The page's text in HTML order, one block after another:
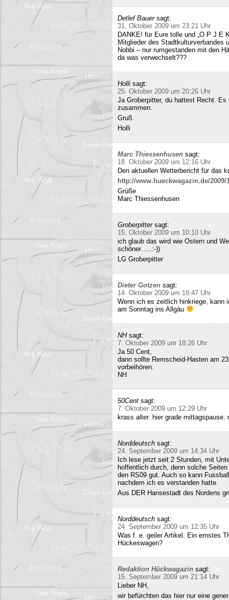
Detlef Bauer sagt:
31. Oktober 2009 um 23:21 Uhr
DANKE! für Eure tolle und „O P J E
Mitglieder des Stadtkulturverbandes
Nobbi – nur rumgestanden mit den
da was verwechselt???
Holli sagt:
25. Oktober 2009 um 20:26 Uhr
Ja Groberpitter, du hattest Recht.
zusammen.
Gruß
Holli
Marc Thiessenhusen sagt:
18. Oktober 2009 um 12:16 Uhr
Den aktuellen Wetterbericht für das
http://www.hueckwagazin.de/2009/
Grüße
Marc Thiessenhusen
Groberpitter sagt:
15. Oktober 2009 um 10:10 Uhr
ich glaub das wird wie Ostern und
schöner…..:-))
LG Groberpitter
Dieter Gotzen sagt:
14. Oktober 2009 um 18:47 Uhr
Wenn ich es zeitlich hinkriege, kann
am Sonntag ins Allgäu
NH sagt:
7. Oktober 2009 um 18:26 Uhr
Ja 50 Cent,
dann sollte Remscheid-Hasten am
vorbeihören.
NH
50Cent sagt:
7. Oktober 2009 um 12:29 Uhr
krass alter. hier grade
Norddeutsch sagt:
24. September 2009 um 14:34 Uhr
Ich lese jetzt seit 2 Stunden, mit
hoffentlich durch, denn solche
den RS09 gut. Auch so kann
nachdem ich es verstanden hatte.
Aus DER Hansestadt des Nordens
Norddeutsch sagt:
24. September 2009 um 12:35 Uhr
Was f. e. geiler Artikel. Ein ernstes
Hückeswagen?
Redaktion Hückwagazin sagt:
15. September 2009 um 21:14 Uhr
Lieber NH,
wir befürchten das hier nur eine